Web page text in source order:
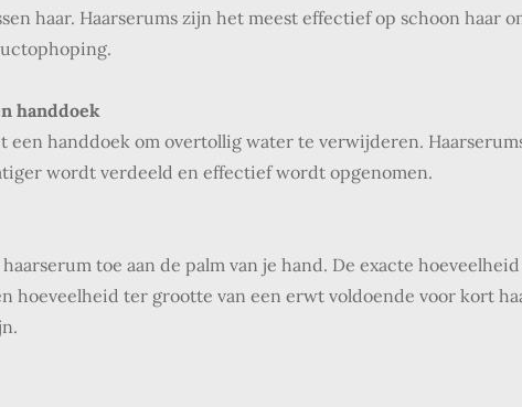
haar. Haarserums zijn het meest effectief op schoon
handdoek
een handdoek om overtollig water te verwijderen.
wordt verdeeld en effectief wordt opgenomen.
toe aan de palm van je hand. De exacte
hoeveelheid ter grootte van een erwt voldoende voor kort